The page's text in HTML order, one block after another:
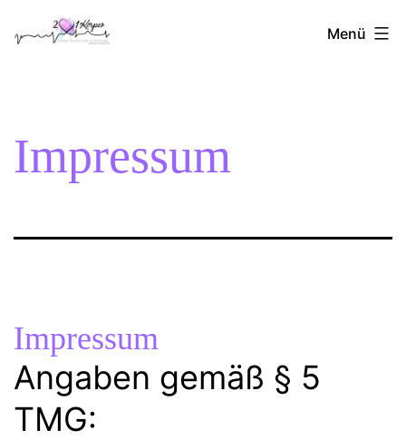
Inhalt2Herzen1Körper Menü
Impressum
Impressum
Angaben gemäß § 5
TMG: